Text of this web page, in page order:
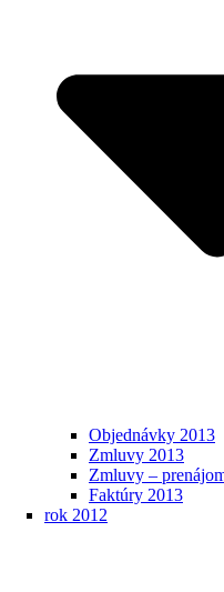
Objednávky 2013
Zmluvy 2013
Zmluvy –
Faktúry 2013
rok 2012